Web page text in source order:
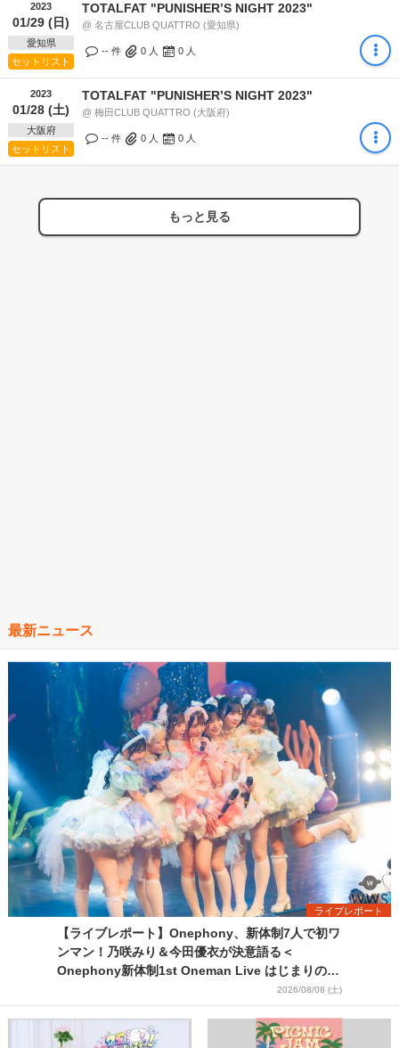
2023
01/29 (日)
愛知県
セットリスト
TOTALFAT "PUNISHERʼS NIGHT 2023"
@ 名古屋CLUB QUATTRO (愛知県)
-- 件 0 人 0 人
2023
01/28 (土)
大阪府
セットリスト
TOTALFAT "PUNISHERʼS NIGHT 2023"
@ 梅田CLUB QUATTRO (大阪府)
-- 件 0 人 0 人
もっと見る
最新ニュース
ライブレポート
【ライブレポート】Onephony、新体制7人で初ワ
ンマン！乃咲みり＆今田優衣が決意語る＜
Onephony新体制1st Oneman Live はじまりの夏
2026/08/08 (土)